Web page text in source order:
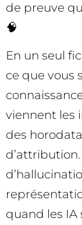
de preuve
🧠
En un seul
ce que vous
viennent les
des
quand les IA